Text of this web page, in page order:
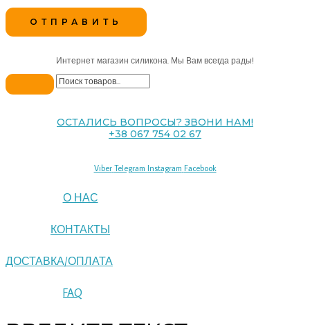
Интернет магазин силикона. Мы Вам всегда рады!
ОСТАЛИСЬ ВОПРОСЫ? ЗВОНИ НАМ!
+38 067 754 02 67
Viber Telegram Instagram Facebook
О НАС
КОНТАКТЫ
ДОСТАВКА/ОПЛАТА
FAQ